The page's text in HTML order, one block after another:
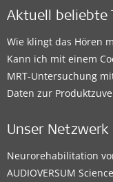
Aktuell beliebte
Wie klingt das Hören
Kann ich mit einem
MRT-Untersuchung
Daten zur
Unser Netzwerk
Neurorehabilitation
AUDIOVERSUM